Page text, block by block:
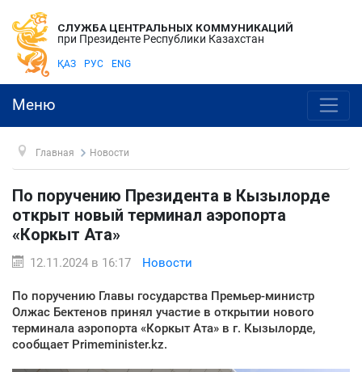
СЛУЖБА ЦЕНТРАЛЬНЫХ КОММУНИКАЦИЙ
при Президенте Республики Казахстан
ҚАЗ РУС ENG
Меню
Главная Новости
По поручению Президента в Кызылорде
открыт новый терминал аэропорта
«Коркыт Ата»
12.11.2024 в 16:17 Новости
По поручению Главы государства Премьер-министр
Олжас Бектенов принял участие в открытии нового
терминала аэропорта «Коркыт Ата» в г. Кызылорде,
сообщает Primeminister.kz.